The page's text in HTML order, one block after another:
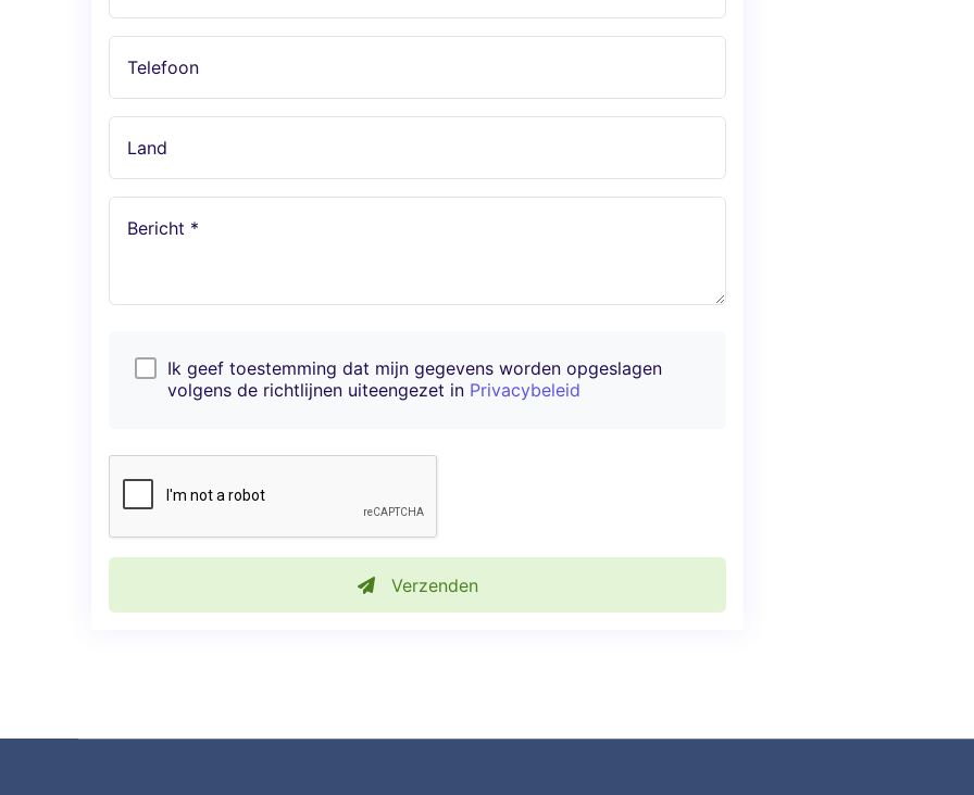
Telefoon
Land
Bericht *
Ik geef toestemming dat mijn gegevens worden opgeslagen
volgens de richtlijnen uiteengezet in Privacybeleid
Verzenden